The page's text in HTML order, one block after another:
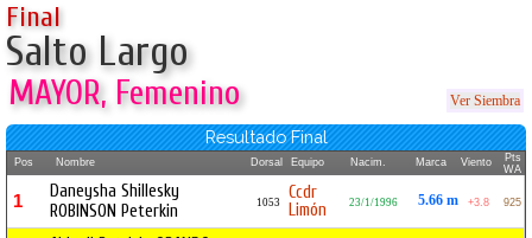
Final
Salto Largo
MAYOR, Femenino Ver Siembra
Resultado Final
Pos Nombre Dorsal Equipo Nacim. Marca Viento
Pts
WA
1
Daneysha Shillesky
ROBINSON Peterkin
1053
Ccdr
Limón
23/1/1996 5.66 m +3.8 925